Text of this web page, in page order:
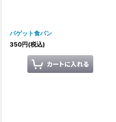
バゲット食パン
350円(税込)